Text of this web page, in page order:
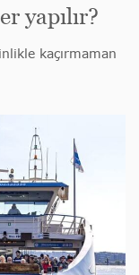
yapılır?
kaçırmaman